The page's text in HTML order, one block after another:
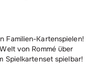
Familien-Kartenspielen!
von Rommé über
Spielkartenset spielbar!